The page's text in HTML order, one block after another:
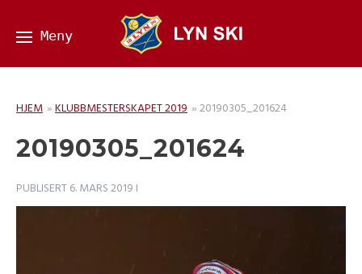
HJEM »KLUBBMESTERSKAPET 2019 »20190305_201624
20190305_201624
PUBLISERT6. MARS 2019 I